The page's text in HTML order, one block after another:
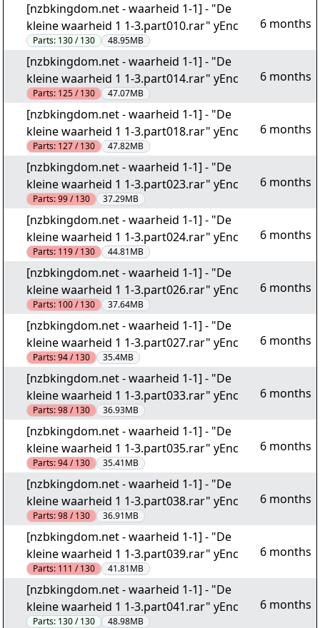
[nzbkingdom.net - waarheid 1-1] - "De
kleine waarheid 1 1-3.part010.rar" yEnc
Parts: 130 / 130 48.95MB
6 months
[nzbkingdom.net - waarheid 1-1] - "De
kleine waarheid 1 1-3.part014.rar" yEnc
Parts: 125 / 130 47.07MB
6 months
[nzbkingdom.net - waarheid 1-1] - "De
kleine waarheid 1 1-3.part018.rar" yEnc
Parts: 127 / 130 47.82MB
6 months
[nzbkingdom.net - waarheid 1-1] - "De
kleine waarheid 1 1-3.part023.rar" yEnc
Parts:99 / 130 37.29MB
6 months
[nzbkingdom.net - waarheid 1-1] - "De
kleine waarheid 1 1-3.part024.rar" yEnc
Parts: 119 / 130 44.81MB
6 months
[nzbkingdom.net - waarheid 1-1] - "De
kleine waarheid 1 1-3.part026.rar" yEnc
Parts: 100 / 130 37.64MB
6 months
[nzbkingdom.net - waarheid 1-1] - "De
kleine waarheid 1 1-3.part027.rar" yEnc
Parts:94 / 130 35.4MB
6 months
[nzbkingdom.net - waarheid 1-1] - "De
kleine waarheid 1 1-3.part033.rar" yEnc
Parts:98 / 130 36.93MB
6 months
[nzbkingdom.net - waarheid 1-1] - "De
kleine waarheid 1 1-3.part035.rar" yEnc
Parts:94 / 130 35.41MB
6 months
[nzbkingdom.net - waarheid 1-1] - "De
kleine waarheid 1 1-3.part038.rar" yEnc
Parts:98 / 130 36.91MB
6 months
[nzbkingdom.net - waarheid 1-1] - "De
kleine waarheid 1 1-3.part039.rar" yEnc
Parts: 111 / 130 41.81MB
6 months
[nzbkingdom.net - waarheid 1-1] - "De
kleine waarheid 1 1-3.part041.rar" yEnc
Parts: 130 / 130 48.98MB
6 months